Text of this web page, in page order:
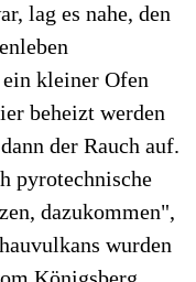
lag es nahe, den
kleiner Ofen
beheizt werden
der Rauch auf.
pyrotechnische
dazukommen",
wurden